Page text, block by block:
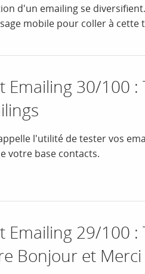
d'un emailing se
mobile pour coller à cette
30/100 :
l'utilité de tester vos
votre base contacts.
29/100 :
Bonjour et Merci